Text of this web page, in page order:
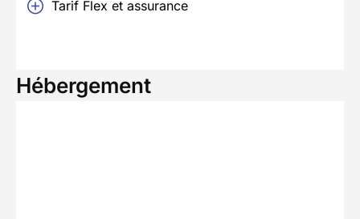
Tarif Flex et assurance
Hébergement